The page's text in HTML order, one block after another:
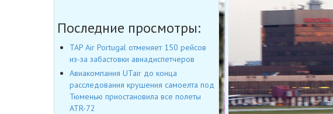
Последние просмотры:
TAP Air Portugal отменяет 150 рейсов
из-за забастовки авиадиспетчеров
Авиакомпания UTair до конца
расследования крушения самоелта под
Тюменью приостановила все полеты
ATR-72